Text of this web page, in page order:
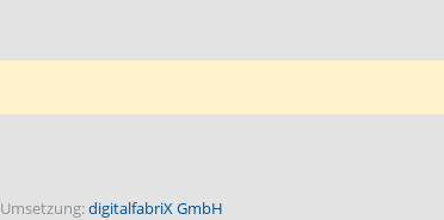
Umsetzung:digitalfabriX GmbH